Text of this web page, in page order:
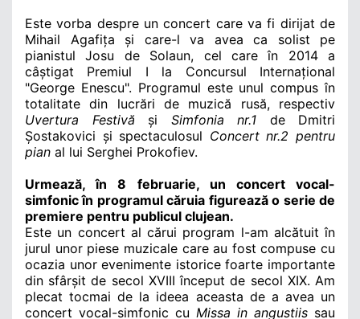
Este vorba despre un concert care va fi dirijat de
Mihail Agafița și care-l va avea ca solist pe
pianistul Josu de Solaun, cel care în 2014 a
câștigat Premiul I la Concursul Internațional
"George Enescu". Programul este unul compus în
totalitate din lucrări de muzică rusă, respectiv
Uvertura Festivă
și Simfonia nr.1
de Dmitri
Șostakovici și spectaculosul Concert nr.2 pentru
pian al lui Serghei Prokofiev.
Urmează, în 8 februarie, un concert vocal-
simfonic în programul căruia figurează o serie de
premiere pentru publicul clujean.
Este un concert al cărui program l-am alcătuit în
jurul unor piese muzicale care au fost compuse cu
ocazia unor evenimente istorice foarte importante
din sfârșit de secol XVIII început de secol XIX. Am
plecat tocmai de la ideea aceasta de a avea un
concert vocal-simfonic cu Missa in angustiis sau